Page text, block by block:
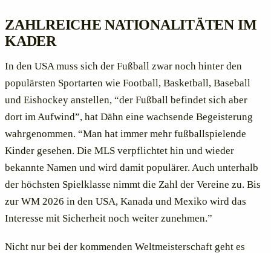
ZAHLREICHE NATIONALITÄTEN IM
KADER
In den USA muss sich der Fußball zwar noch hinter den
populärsten Sportarten wie Football, Basketball, Baseball
und Eishockey anstellen, “der Fußball befindet sich aber
dort im Aufwind”, hat Dähn eine wachsende Begeisterung
wahrgenommen. “Man hat immer mehr fußballspielende
Kinder gesehen. Die MLS verpflichtet hin und wieder
bekannte Namen und wird damit populärer. Auch unterhalb
der höchsten Spielklasse nimmt die Zahl der Vereine zu. Bis
zur WM 2026 in den USA, Kanada und Mexiko wird das
Interesse mit Sicherheit noch weiter zunehmen.”
Nicht nur bei der kommenden Weltmeisterschaft geht es